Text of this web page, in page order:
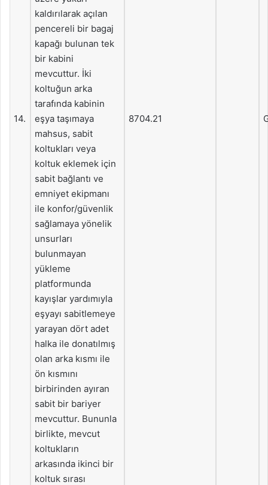
14.
kaldırılarak açılan
pencereli bir bagaj
kapağı bulunan tek
bir kabini
mevcuttur. İki
koltuğun arka
tarafında kabinin
eşya taşımaya
mahsus, sabit
koltukları veya
koltuk eklemek için
sabit bağlantı ve
emniyet ekipmanı
ile konfor/güvenlik
sağlamaya yönelik
unsurları
bulunmayan
yükleme
platformunda
kayışlar yardımıyla
eşyayı sabitlemeye
yarayan dört adet
halka ile donatılmış
olan arka kısmı ile
ön kısmını
birbirinden ayıran
sabit bir bariyer
mevcuttur. Bununla
birlikte, mevcut
koltukların
arkasında ikinci bir
koltuk sırası
8704.21